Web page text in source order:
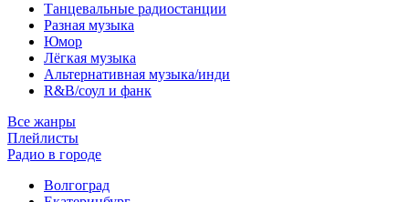
Танцевальные радиостанции
Разная музыка
Юмор
Лёгкая музыка
Альтернативная музыка/инди
R&B/cоул и фанк
Все жанры
Плейлисты
Радио в городе
Волгоград